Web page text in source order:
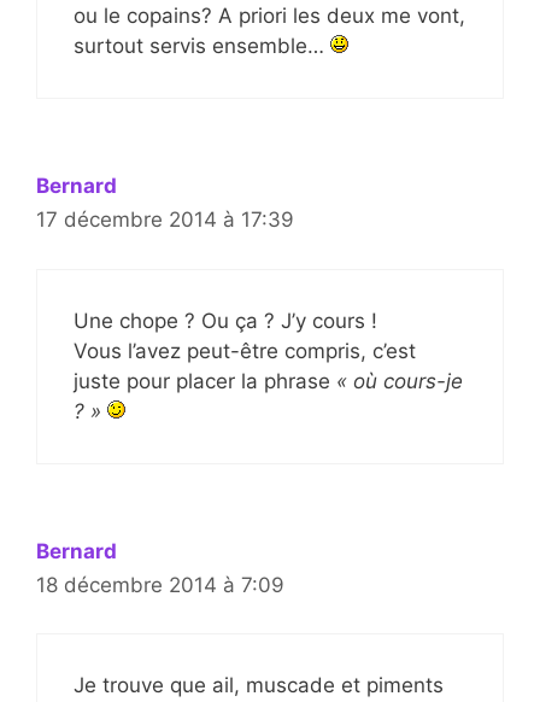
ou le copains? A priori les deux me vont,
surtout servis ensemble…
Bernard
17 décembre 2014 à 17:39
Une chope ? Ou ça ? J’y cours !
Vous l’avez peut-être compris, c’est
juste pour placer la phrase « où cours-je
? »
Bernard
18 décembre 2014 à 7:09
Je trouve que ail, muscade et piments